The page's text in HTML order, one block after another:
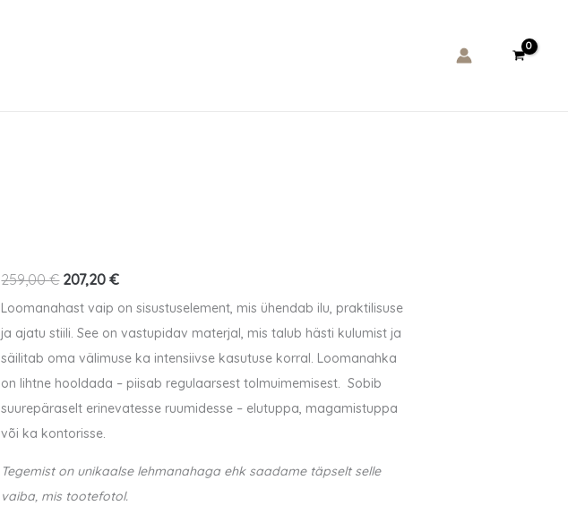
259,00€ 207,20€
Loomanahast vaip on sisustuselement, mis ühendab ilu, praktilisuse
ja ajatu stiili. See on vastupidav materjal, mis talub hästi kulumist ja
säilitab oma välimuse ka intensiivse kasutuse korral. Loomanahka
on lihtne hooldada – piisab regulaarsest tolmuimemisest. Sobib
suurepäraselt erinevatesse ruumidesse – elutuppa, magamistuppa
või ka kontorisse.
Tegemist on unikaalse lehmanahaga ehk saadame täpselt selle
vaiba, mis tootefotol.
Lehmanahk
-
unikaalne
kogus